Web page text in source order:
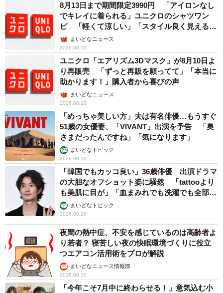
8月13日まで期間限定3990円 「アイロンなし
でキレイに着られる」ユニクロのシャツワン
ピ 「軽くて涼しい」「スタイル良く見える」
の声まいどなニュース
2026.08.10
ユニクロ「エアリズム3Dマスク」が8月10日よ
り再販売 「ずっと再販を願ってて」「本当に
助かります！」購入者から喜びの声
まいどなニュース
2026.08.10
「めっちゃ美しい方」夫は有名俳優…もうすぐ
51歳の女優妻、「VIVANT」出演を予告 「奥
さまだったんですね」「気になります」
まいどなトピック
2026.08.10
「韓国でもカッコ良い」36歳俳優 出演ドラマ
の大胆なオフショット姿に騒然 「tattooより
も美肌に目が」「血まみれでも洗濯でも全部か
っこいい」
まいどなトピック
2026.08.10
夜間の熱中症、不安を感じているのは高齢者よ
り若者？ 寝苦しい夜の快眠環境づくりに役立
つエアコン活用術をプロが解説
まいどなニュース情報部
2026.08.10
「今年こそ7月中に終わらせる！」意気込む小